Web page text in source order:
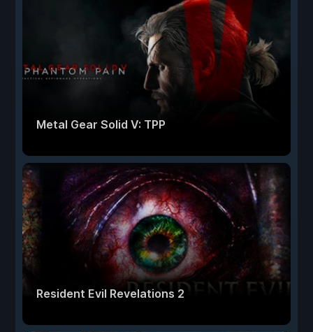
Metal Gear Solid V: TPP
Resident Evil Revelations 2